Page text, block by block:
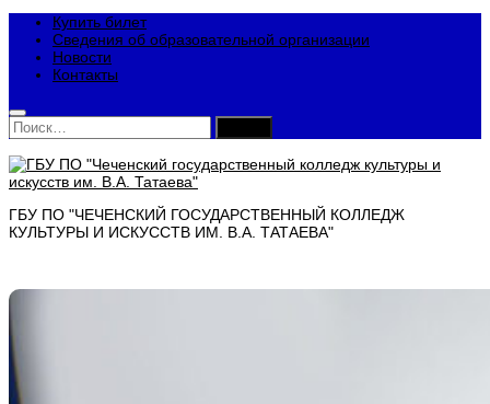
Купить билет
Сведения об образовательной организации
Новости
Контакты
Найти:
ГБУ ПО "ЧЕЧЕНСКИЙ ГОСУДАРСТВЕННЫЙ КОЛЛЕДЖ
КУЛЬТУРЫ И ИСКУССТВ ИМ. В.А. ТАТАЕВА"